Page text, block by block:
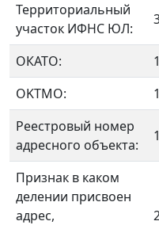
Территориальный
участок ИФНС ЮЛ:
ОКАТО:
OKTMO:
Реестровый номер
адресного объекта:
Признак в каком
делении присвоен
адрес,